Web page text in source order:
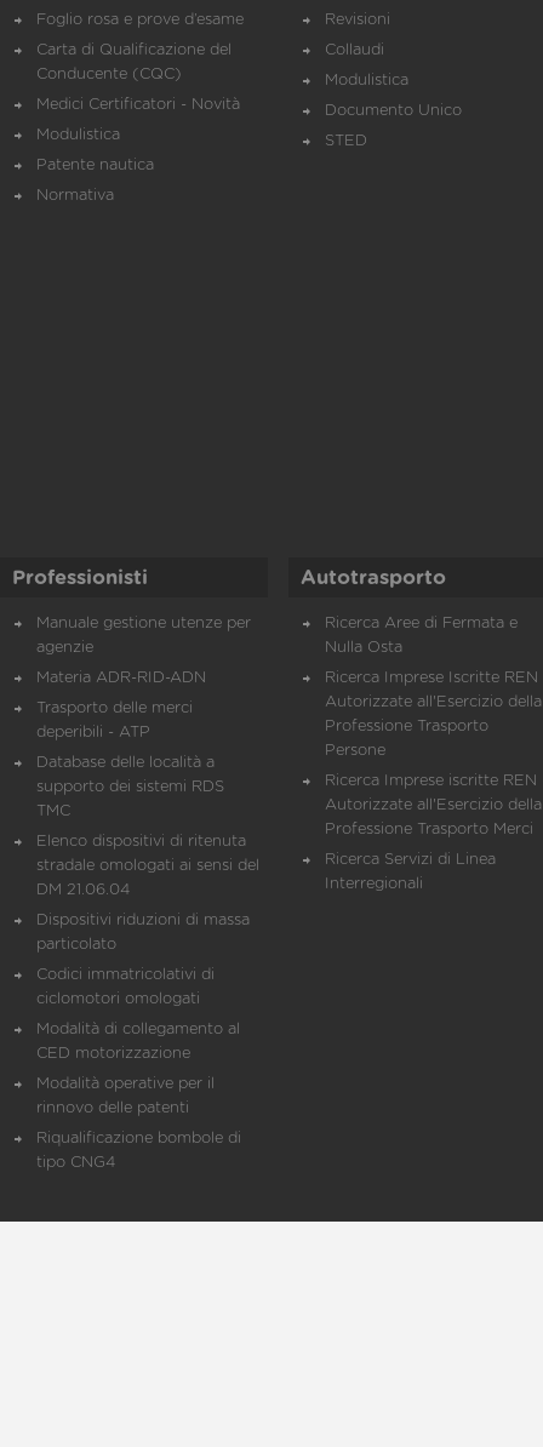
Foglio rosa e prove d’esame
Carta di Qualificazione del
Conducente (CQC)
Medici Certificatori - Novità
Modulistica
Patente nautica
Normativa
Revisioni
Collaudi
Modulistica
Documento Unico
STED
Professionisti
Manuale gestione utenze per
agenzie
Materia ADR-RID-ADN
Trasporto delle merci
deperibili - ATP
Database delle località a
supporto dei sistemi RDS
TMC
Elenco dispositivi di ritenuta
stradale omologati ai sensi del
DM 21.06.04
Dispositivi riduzioni di massa
particolato
Codici immatricolativi di
ciclomotori omologati
Modalità di collegamento al
CED motorizzazione
Modalità operative per il
rinnovo delle patenti
Riqualificazione bombole di
tipo CNG4
Autotrasporto
Ricerca Aree di Fermata e
Nulla Osta
Ricerca Imprese Iscritte REN
Autorizzate all'Esercizio della
Professione Trasporto
Persone
Ricerca Imprese iscritte REN
Autorizzate all'Esercizio della
Professione Trasporto Merci
Ricerca Servizi di Linea
Interregionali